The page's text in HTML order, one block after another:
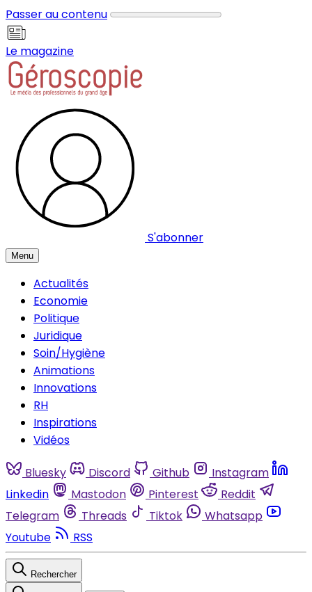
Passer au contenu
Le magazine
S'abonner
Menu
Actualités
Economie
Politique
Juridique
Soin/Hygiène
Animations
Innovations
RH
Inspirations
Vidéos
Bluesky Discord Github
Instagram
Linkedin
Mastodon Pinterest
Reddit
Telegram
Threads Tiktok
Whatsapp
Youtube
RSS
Rechercher
Panneau de gestion des cookies